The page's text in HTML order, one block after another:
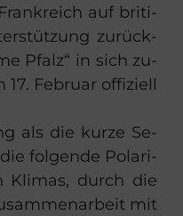
auf bri­ti­
zu­rück­
Pfalz“ in sich zu­
Fe­bru­ar of­fi­zi­ell
als die kurze Se­
fol­gen­de Po­la­ri­
Kli­mas, durch die
mit